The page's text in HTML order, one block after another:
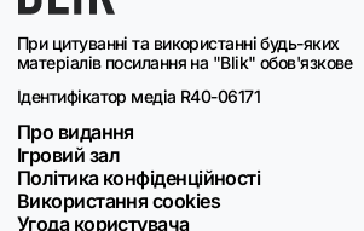
При цитуванні та використанні будь-яких
матеріалів посилання на "Blik" обов'язкове
Ідентифікатор медіа R40-06171
Про видання
Ігровий зал
Політика конфіденційності
Використання cookies
Угода користувача